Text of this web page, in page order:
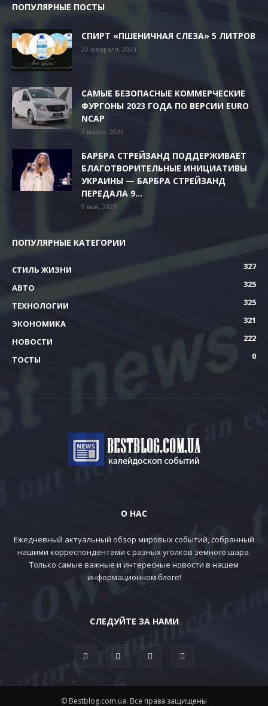
ПОПУЛЯРНЫЕ ПОСТЫ
СПИРТ «ПШЕНИЧНАЯ СЛЕЗА» 5 ЛИТРОВ
22 февраля, 2023
САМЫЕ БЕЗОПАСНЫЕ КОММЕРЧЕСКИЕ
ФУРГОНЫ 2023 ГОДА ПО ВЕРСИИ EURO
NCAP
2 марта, 2023
БАРБРА СТРЕЙЗАНД ПОДДЕРЖИВАЕТ
БЛАГОТВОРИТЕЛЬНЫЕ ИНИЦИАТИВЫ
УКРАИНЫ — БАРБРА СТРЕЙЗАНД
ПЕРЕДАЛА 9...
9 мая, 2023
ПОПУЛЯРНЫЕ КАТЕГОРИИ
СТИЛЬ ЖИЗНИ
327
АВТО
325
ТЕХНОЛОГИИ
325
ЭКОНОМИКА
321
НОВОСТИ
222
ТОСТЫ
0
О НАС
Ежедневный актуальный обзор мировых событий, собранный
нашими корреспондентами с разных уголков земного шара.
Только самые важные и интересные новости в нашем
информационном блоге!
СЛЕДУЙТЕ ЗА НАМИ
© Bestblog.com.ua. Все права защищены